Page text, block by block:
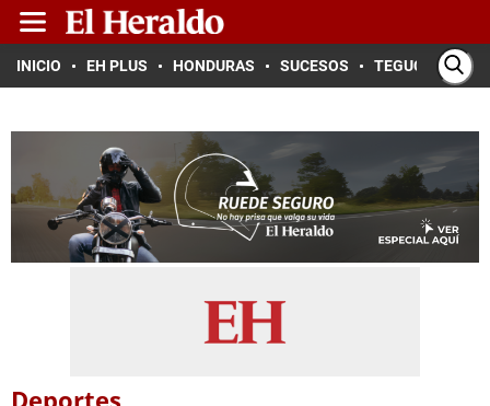
INICIO EH PLUS HONDURAS SUCESOS TEGUCIGALPA
Deportes